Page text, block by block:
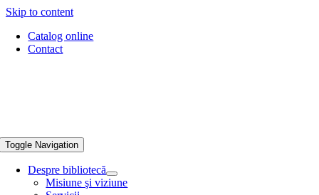
Skip to content
Catalog online
Contact
Toggle Navigation
Despre bibliotecă
Misiune şi viziune